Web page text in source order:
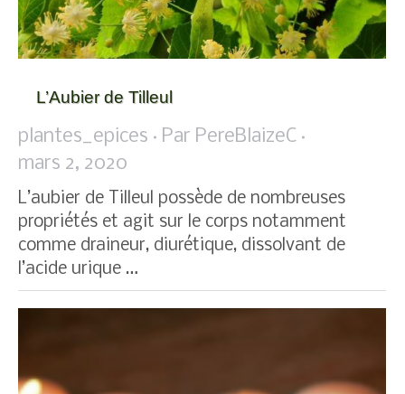
L’Aubier de Tilleul
plantes_epices Par PereBlaizeC
mars 2, 2020
L’aubier de Tilleul possède de nombreuses
propriétés et agit sur le corps notamment
comme draineur, diurétique, dissolvant de
l’acide urique …